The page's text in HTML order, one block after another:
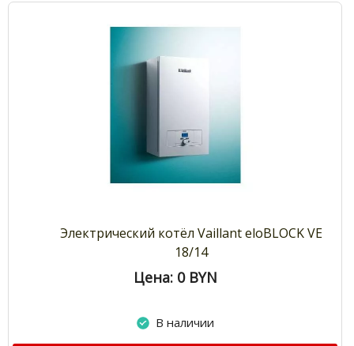
Электрический котёл Vaillant eloBLOCK VE
18/14
Цена: 0 BYN
В наличии